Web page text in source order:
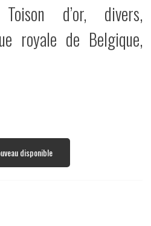
d’or, divers,
royale de Belgique,
disponible